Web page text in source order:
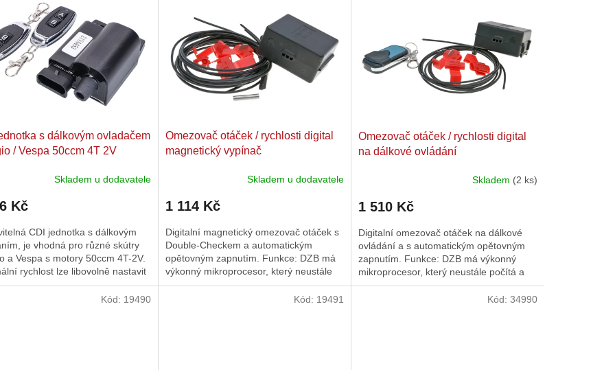
s dálkovým ovladačem
/ Vespa 50ccm 4T 2V
Skladem u dodavatele
Kč
CDI jednotka s dálkovým
je vhodná pro různé skútry
a Vespa s motory 50ccm 4T-2V.
rychlost lze libovolně nastavit
CDI pomocí...
Omezovač otáček / rychlosti digital
magnetický vypínač
Skladem u dodavatele
1 114 Kč
Digitalní magnetický omezovač otáček s
Double-Checkem a automatickým
opětovným zapnutím. Funkce: DZB má
výkonný mikroprocesor, který neustále
počítá a vyhodnocuje aktuální...
Omezovač otáček / rychlosti digital
na dálkové ovládání
Skladem (2 ks)
1 510 Kč
Digitalní omezovač otáček na dálkové
ovládání a s automatickým opětovným
zapnutím. Funkce: DZB má výkonný
mikroprocesor, který neustále počítá a
vyhodnocuje aktuální otáčky....
Kód: 19490 Kód: 19491 Kód: 34990